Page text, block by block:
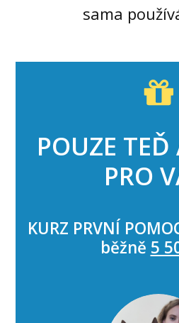
sama
POUZE TEĎ
PRO
KURZ PRVNÍ
běžně 5